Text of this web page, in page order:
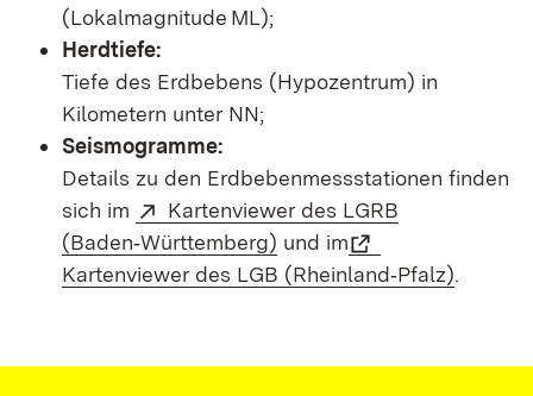
(Lokalmagnitude ML);
Herdtiefe:
Tiefe des Erdbebens (Hypozentrum) in
Kilometern unter NN;
Seismogramme:
Details zu den Erdbebenmessstationen finden
sich im
Kartenviewer des LGRB
(Baden‑Württemberg) und im
Kartenviewer des LGB (Rheinland‑Pfalz).